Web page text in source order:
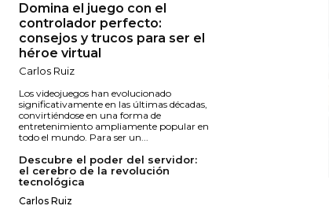
Domina el juego con el
controlador perfecto:
consejos y trucos para ser el
héroe virtual
Carlos Ruiz
Los videojuegos han evolucionado
significativamente en las últimas décadas,
convirtiéndose en una forma de
entretenimiento ampliamente popular en
todo el mundo. Para ser un...
Descubre el poder del servidor:
el cerebro de la revolución
tecnológica
Carlos Ruiz